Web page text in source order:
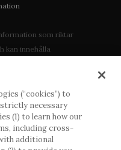
som riktar
kan innehålla
Vänligen observera
information som
gällande rättslig
eller användning i
(“cookies”) to
necessary
(1) to learn how our
including cross-
additional